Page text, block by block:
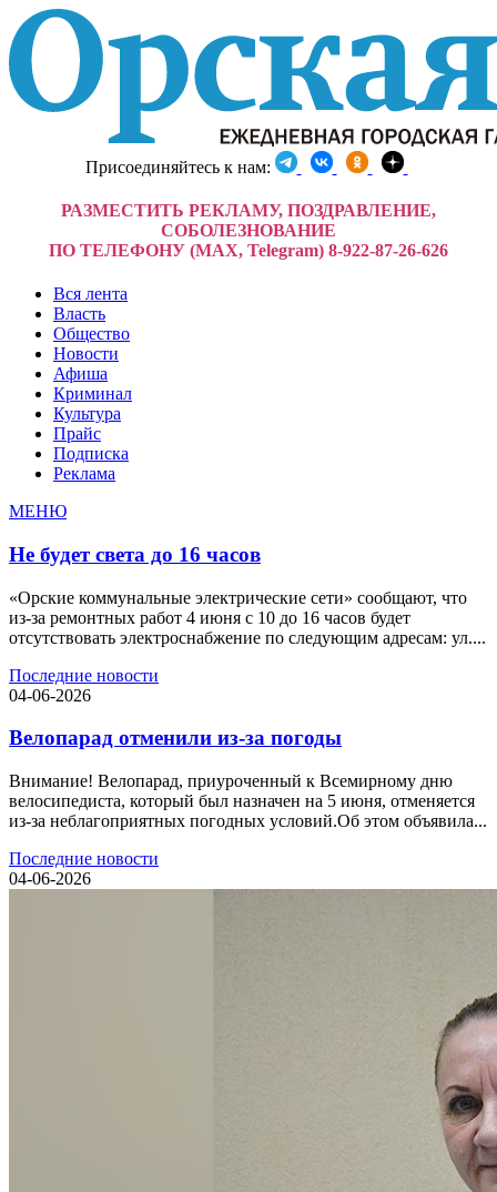
Присоединяйтесь к нам:
РАЗМЕСТИТЬ РЕКЛАМУ, ПОЗДРАВЛЕНИЕ,
СОБОЛЕЗНОВАНИЕ
ПО ТЕЛЕФОНУ (MAX, Telegram) 8-922-87-26-626
Вся лента
Власть
Общество
Новости
Афиша
Криминал
Культура
Прайс
Подписка
Реклама
МЕНЮ
Не будет света до 16 часов
«Орские коммунальные электрические сети» сообщают, что
из-за ремонтных работ 4 июня с 10 до 16 часов будет
отсутствовать электроснабжение по следующим адресам: ул....
Последние новости
04-06-2026
Велопарад отменили из-за погоды
Внимание! Велопарад, приуроченный к Всемирному дню
велосипедиста, который был назначен на 5 июня, отменяется
из-за неблагоприятных погодных условий.Об этом объявила...
Последние новости
04-06-2026